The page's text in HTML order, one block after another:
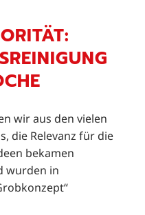
wir aus den vielen
die Relevanz für die
bekamen
wurden in